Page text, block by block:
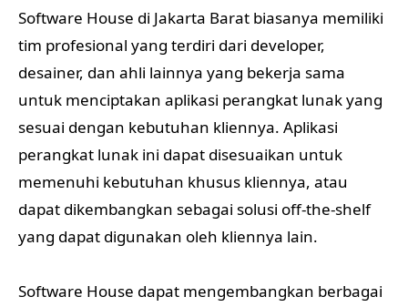
Software House di Jakarta Barat biasanya memiliki
tim profesional yang terdiri dari developer,
desainer, dan ahli lainnya yang bekerja sama
untuk menciptakan aplikasi perangkat lunak yang
sesuai dengan kebutuhan kliennya. Aplikasi
perangkat lunak ini dapat disesuaikan untuk
memenuhi kebutuhan khusus kliennya, atau
dapat dikembangkan sebagai solusi off-the-shelf
yang dapat digunakan oleh kliennya lain.
Software House dapat mengembangkan berbagai